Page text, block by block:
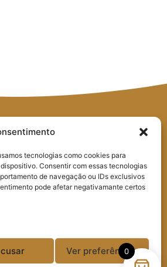
tecnologias como cookies para
Consentir com essas tecnologias
de navegação ou IDs exclusivos
pode afetar negativamante certos
Ver preferências
0